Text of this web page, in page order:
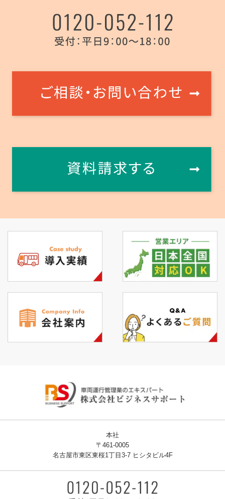
本社
〒461-0005
名古屋市東区東桜1丁目3-7 ヒシタビル4F